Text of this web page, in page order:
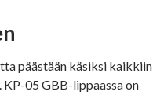
päästään käsiksi kaikkiin
KP-05 GBB-lippaassa on